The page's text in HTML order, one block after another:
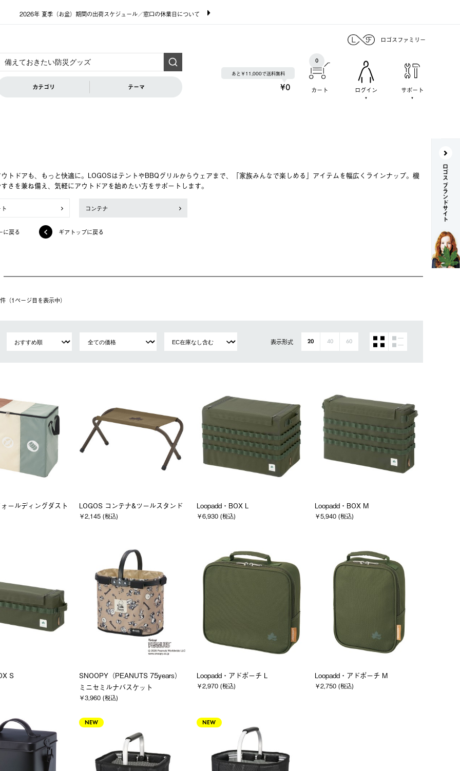
2026年 夏季（お盆）期間の出荷スケジュール／窓口の休業日について
ロゴスファミリー
カテゴリ テーマ
あと￥11,000で送料無料
¥0 カート
0
ログイン サポート
トドアも、もっと快適に。LOGOSはテントやBBQグリルからウェアまで、「家族みんなで楽しめる」アイテムを幅広くラインナップ。機
さを兼ね備え、気軽にアウトドアを始めたい方をサポートします。
コンテナ
に戻る ギアトップに戻る
（1ページ⽬を表⽰中）
表示形式 20 40 60
ールディングダスト LOGOS コンテナ&ツールスタンド
￥2,145 (税込)
Loopadd・BOX L
￥6,930 (税込)
Loopadd・BOX M
￥5,940 (税込)
S
SNOOPY（PEANUTS 75years）
ミニセミルナバスケット
￥3,960 (税込)
Loopadd・アドポーチ L
￥2,970 (税込)
Loopadd・アドポーチ M
￥2,750 (税込)
NEW NEW
ロゴス ブランドサイト